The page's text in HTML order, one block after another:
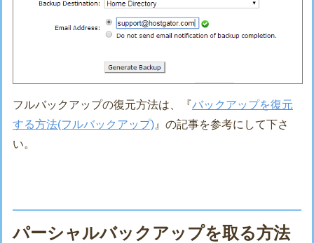
フルバックアップの復元方法は、『バックアップを復元
する方法(フルバックアップ) 』の記事を参考にして下さ
い。
パーシャルバックアップを取る方法